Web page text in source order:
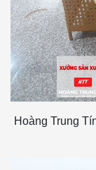
Hoàng Trung